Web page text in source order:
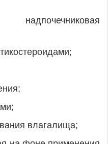
влагалища;